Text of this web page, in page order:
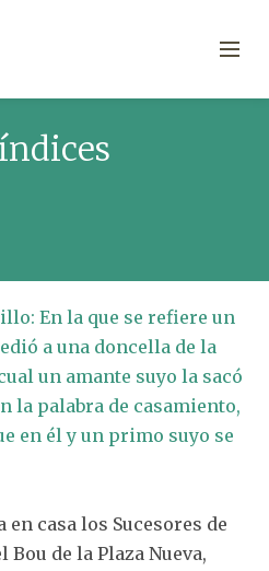
En la que se refiere un
a una doncella de la
un amante suyo la sacó
la palabra de casamiento,
en él y un primo suyo se
en casa los Sucesores de
de la Plaza Nueva,